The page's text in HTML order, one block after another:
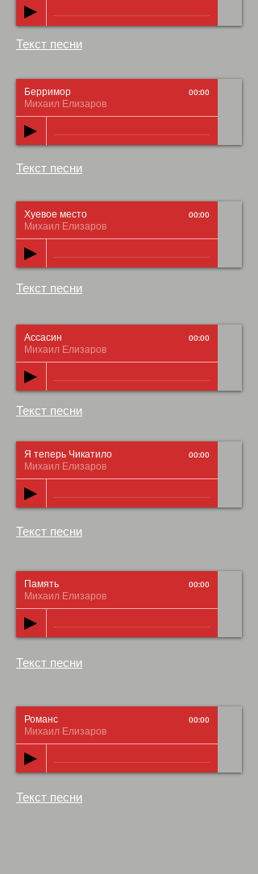
Текст песни
Берримор
Михаил Елизаров
00:00
Текст песни
Хуевое место
Михаил Елизаров
00:00
Текст песни
Ассасин
Михаил Елизаров
00:00
Текст песни
Я теперь Чикатило
Михаил Елизаров
00:00
Текст песни
Память
Михаил Елизаров
00:00
Текст песни
Романс
Михаил Елизаров
00:00
Текст песни